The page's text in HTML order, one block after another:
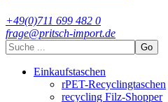
+49(0)711 699 482 0
frage@pritsch-import.de
Go
Einkaufstaschen
rPET-Recyclingtaschen
recycling Filz-Shopper